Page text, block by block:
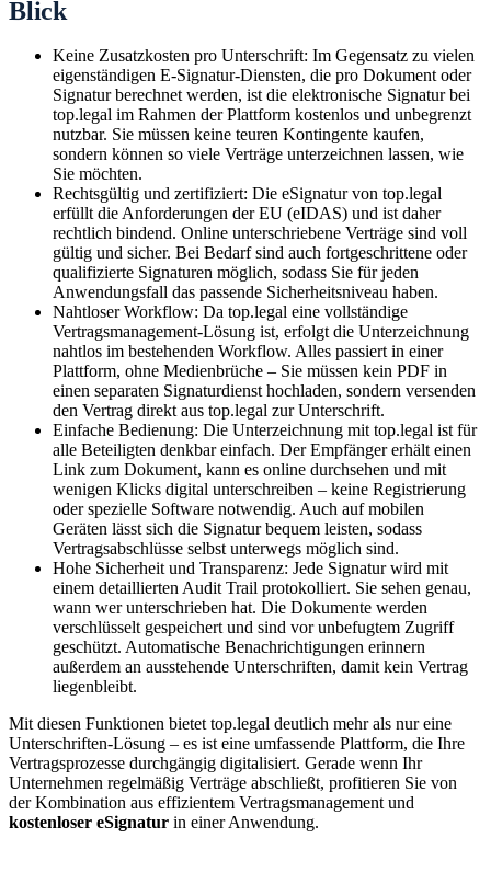
Blick
Keine Zusatzkosten pro Unterschrift: Im Gegensatz zu vielen
eigenständigen E-Signatur-Diensten, die pro Dokument oder
Signatur berechnet werden, ist die elektronische Signatur bei
top.legal im Rahmen der Plattform kostenlos und unbegrenzt
nutzbar. Sie müssen keine teuren Kontingente kaufen,
sondern können so viele Verträge unterzeichnen lassen, wie
Sie möchten.
Rechtsgültig und zertifiziert: Die eSignatur von top.legal
erfüllt die Anforderungen der EU (eIDAS) und ist daher
rechtlich bindend. Online unterschriebene Verträge sind voll
gültig und sicher. Bei Bedarf sind auch fortgeschrittene oder
qualifizierte Signaturen möglich, sodass Sie für jeden
Anwendungsfall das passende Sicherheitsniveau haben.
Nahtloser Workflow: Da top.legal eine vollständige
Vertragsmanagement-Lösung ist, erfolgt die Unterzeichnung
nahtlos im bestehenden Workflow. Alles passiert in einer
Plattform, ohne Medienbrüche – Sie müssen kein PDF in
einen separaten Signaturdienst hochladen, sondern versenden
den Vertrag direkt aus top.legal zur Unterschrift.
Einfache Bedienung: Die Unterzeichnung mit top.legal ist für
alle Beteiligten denkbar einfach. Der Empfänger erhält einen
Link zum Dokument, kann es online durchsehen und mit
wenigen Klicks digital unterschreiben – keine Registrierung
oder spezielle Software notwendig. Auch auf mobilen
Geräten lässt sich die Signatur bequem leisten, sodass
Vertragsabschlüsse selbst unterwegs möglich sind.
Hohe Sicherheit und Transparenz: Jede Signatur wird mit
einem detaillierten Audit Trail protokolliert. Sie sehen genau,
wann wer unterschrieben hat. Die Dokumente werden
verschlüsselt gespeichert und sind vor unbefugtem Zugriff
geschützt. Automatische Benachrichtigungen erinnern
außerdem an ausstehende Unterschriften, damit kein Vertrag
liegenbleibt.
Mit diesen Funktionen bietet top.legal deutlich mehr als nur eine
Unterschriften-Lösung – es ist eine umfassende Plattform, die Ihre
Vertragsprozesse durchgängig digitalisiert. Gerade wenn Ihr
Unternehmen regelmäßig Verträge abschließt, profitieren Sie von
der Kombination aus effizientem Vertragsmanagement und
kostenloser eSignatur in einer Anwendung.